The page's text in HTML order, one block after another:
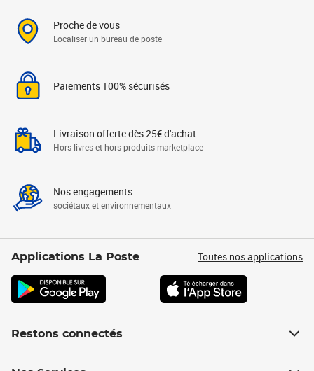
Proche de vous
Localiser un bureau de poste
Paiements 100% sécurisés
Livraison offerte dès 25€ d'achat
Hors livres et hors produits marketplace
Nos engagements
sociétaux et environnementaux
Applications La Poste Toutes nos applications
Restons connectés